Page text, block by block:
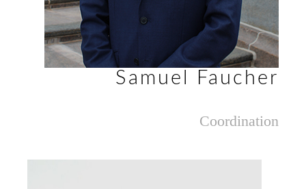
Samuel Faucher
Coordination